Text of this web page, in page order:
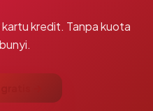
kredit. Tanpa kuota
→